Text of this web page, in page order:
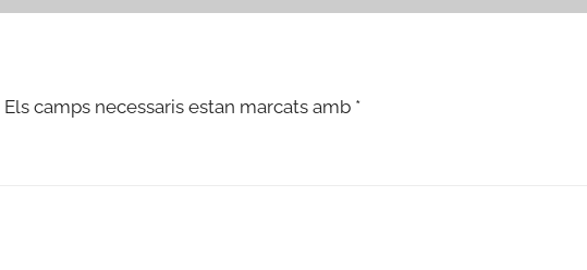
Els camps necessaris estan marcats amb *